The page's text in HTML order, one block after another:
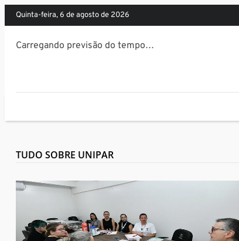
quinta-feira, 6 de agosto de 2026
Carregando previsão do tempo…
TUDO SOBRE UNIPAR